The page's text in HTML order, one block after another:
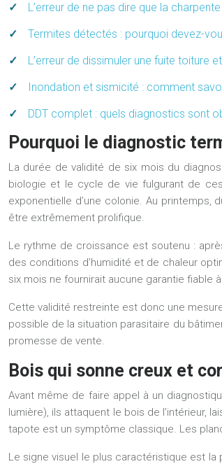
L’erreur de ne pas dire que la
Termites détectés : pourquoi devez-
L’erreur de dissimuler une fuite toiture
Inondation et sismicité : comment
DDT complet : quels diagnostics sont
Pourquoi le diagnostic
La durée de validité de six mois du
biologie et le cycle de vie fulgurant de
exponentielle d’une colonie. Au printemps,
être extrêmement prolifique.
Le rythme de croissance est soutenu :
des conditions d’humidité et de chaleur
six mois ne fournirait aucune garantie fiable
Cette validité restreinte est donc une
possible de la situation parasitaire du
promesse de vente.
Bois qui sonne creux et
Avant même de faire appel à un
lumière), ils attaquent le bois de l’intérieur,
tapote est un symptôme classique. Les
Le signe visuel le plus caractéristique est